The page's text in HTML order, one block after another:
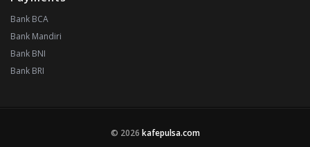
Bank BCA
Bank Mandiri
Bank BNI
Bank BRI
© 2026 kafepulsa.com